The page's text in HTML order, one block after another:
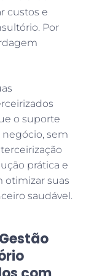
custos e
Por
o suporte
sem
prática e
otimizar suas
saudável.